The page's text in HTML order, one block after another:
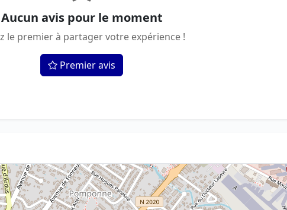
Aucun avis pour le moment
le premier à partager votre expérience !
Premier avis